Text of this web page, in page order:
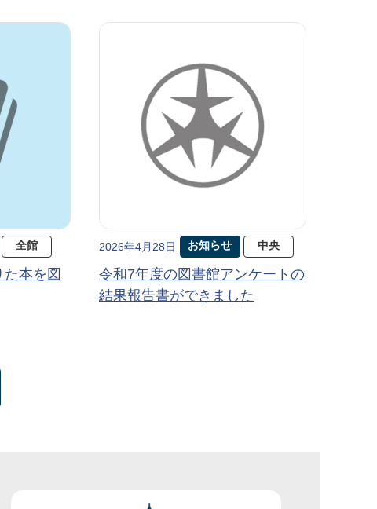
全館
本を図
2026年4月28日 お知らせ 中央
令和7年度の図書館アンケートの
結果報告書ができました